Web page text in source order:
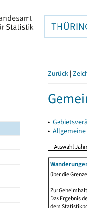
Zurück |
▸
▸
über die
Zur
Das Ergebnis
dem